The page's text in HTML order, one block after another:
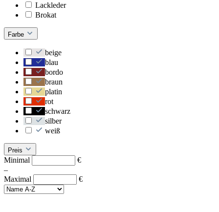
Lackleder
Brokat
Farbe
beige
blau
bordo
braun
platin
rot
schwarz
silber
weiß
Preis
Minimal
€
–
Maximal
€